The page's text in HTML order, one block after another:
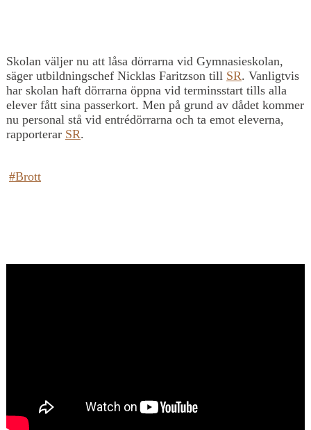
Skolan väljer nu att låsa dörrarna vid Gymnasieskolan,
säger utbildningschef Nicklas Faritzson till SR. Vanligtvis
har skolan haft dörrarna öppna vid terminsstart tills alla
elever fått sina passerkort. Men på grund av dådet kommer
nu personal stå vid entrédörrarna och ta emot eleverna,
rapporterar SR.
#Brott